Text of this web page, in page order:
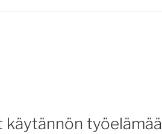
käytännön työelämää